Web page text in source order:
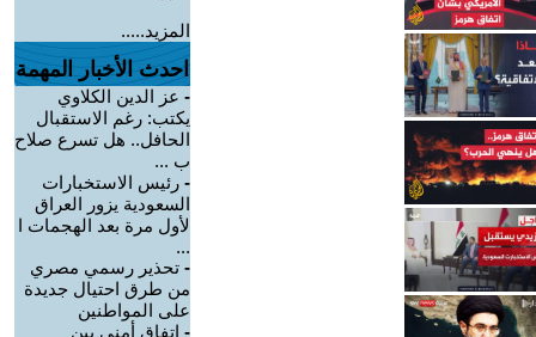
المزيد.....
احدث الأخبار المهمة
- عز الدين الكلاوي
يكتب: رغم الاستقبال
الحافل.. هل تسرع صلاح
ب ...
- رئيس الاستخبارات
السعودية يزور العراق
لأول مرة بعد الهجمات ا
...
- تحذير رسمي مصري
من طرق احتيال جديدة
على المواطنين
- اتفاق أمني بين